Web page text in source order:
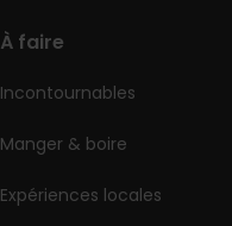
À faire
Incontournables
Manger & boire
Expériences locales